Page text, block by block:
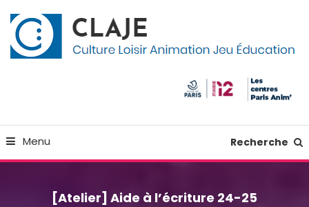
To
Content
Menu Recherche
[Atelier] Aide à l’écriture 24-25